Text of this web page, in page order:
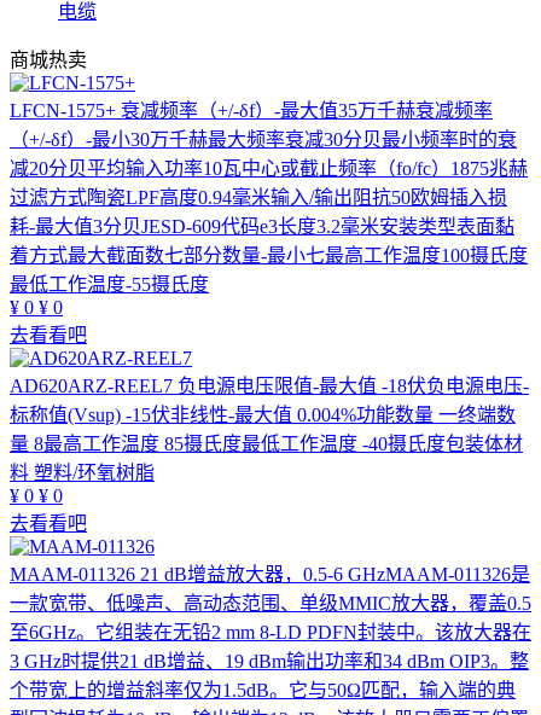
电缆
商城热卖
LFCN-1575+ 衰减频率（+/-δf）-最大值35万千赫衰减频率
（+/-δf）-最小30万千赫最大频率衰减30分贝最小频率时的衰
减20分贝平均输入功率10瓦中心或截止频率（fo/fc）1875兆赫
过滤方式陶瓷LPF高度0.94毫米输入/输出阻抗50欧姆插入损
耗-最大值3分贝JESD-609代码e3长度3.2毫米安装类型表面黏
着方式最大截面数七部分数量-最小七最高工作温度100摄氏度
最低工作温度-55摄氏度
¥ 0 ¥ 0
去看看吧
AD620ARZ-REEL7 负电源电压限值-最大值 -18伏负电源电压-
标称值(Vsup) -15伏非线性-最大值 0.004%功能数量 一终端数
量 8最高工作温度 85摄氏度最低工作温度 -40摄氏度包装体材
料 塑料/环氧树脂
¥ 0 ¥ 0
去看看吧
MAAM-011326 21 dB增益放大器，0.5-6 GHzMAAM-011326是
一款宽带、低噪声、高动态范围、单级MMIC放大器，覆盖0.5
至6GHz。它组装在无铅2 mm 8-LD PDFN封装中。该放大器在
3 GHz时提供21 dB增益、19 dBm输出功率和34 dBm OIP3。整
个带宽上的增益斜率仅为1.5dB。它与50Ω匹配，输入端的典